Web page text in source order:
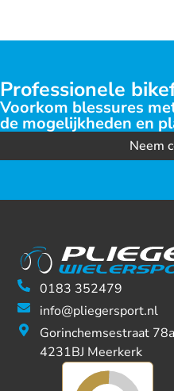
Professionele
Voorkom blessures
de mogelijkheden en
Neem
0183 352479
info@pliegersport.nl
Gorinchemsestraat 78a
4231BJ Meerkerk